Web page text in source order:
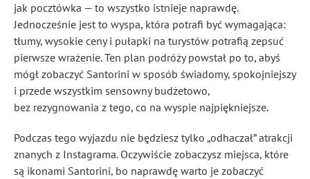
jak pocztówka — to wszystko istnieje naprawdę.
Jednocześnie jest to wyspa, która potrafi być wymagająca:
tłumy, wysokie ceny i pułapki na turystów potrafią zepsuć
pierwsze wrażenie. Ten plan podróży powstał po to, abyś
mógł zobaczyć Santorini w sposób świadomy, spokojniejszy
i przede wszystkim sensowny budżetowo,
bez rezygnowania z tego, co na wyspie najpiękniejsze.
Podczas tego wyjazdu nie będziesz tylko „odhaczał” atrakcji
znanych z Instagrama. Oczywiście zobaczysz miejsca, które
są ikonami Santorini, bo naprawdę warto je zobaczyć